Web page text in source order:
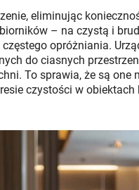
eliminując
– na czystą i
opróżniania.
do ciasnych
To sprawia, że są one
czystości w obiektach